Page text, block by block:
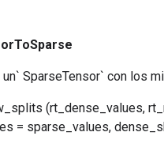
SparseTensor` con los
(rt_dense_values,
= sparse_values,